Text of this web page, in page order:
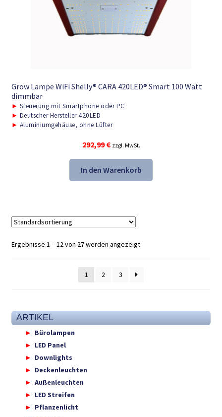
Grow Lampe WiFi Shelly® CARA 420LED® Smart 100 Watt
dimmbar
► Steuerung mit Smartphone oder PC
► Deutscher Hersteller 420LED
► Aluminiumgehäuse, ohne Lüfter
292,99€ zzgl. MwSt.
In den Warenkorb
Ergebnisse 1 – 12 von 27 werden angezeigt
1 2 3
ARTIKEL
Bürolampen
LED Panel
Downlights
Deckenleuchten
Außenleuchten
LED Streifen
Pflanzenlicht